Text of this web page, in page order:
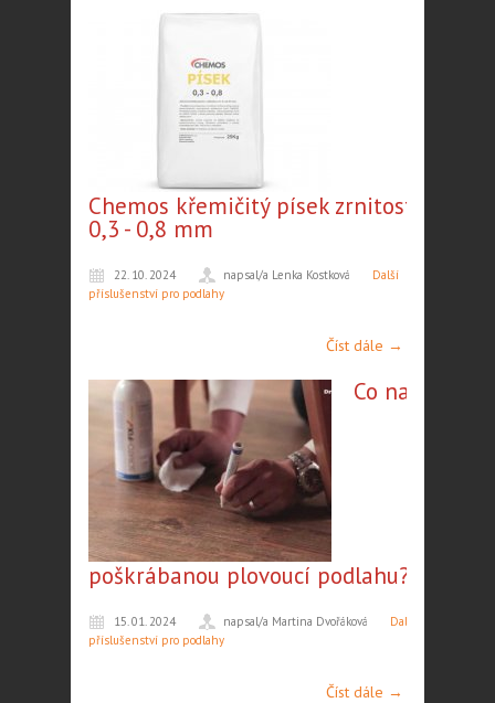
Chemos křemičitý písek zrnitosti
0,3 - 0,8 mm
22. 10. 2024 napsal/a Lenka Kostková
Další
příslušenství pro podlahy
Číst dále →
Co na
poškrábanou plovoucí podlahu?
15. 01. 2024 napsal/a Martina Dvořáková
Další
příslušenství pro podlahy
Číst dále →